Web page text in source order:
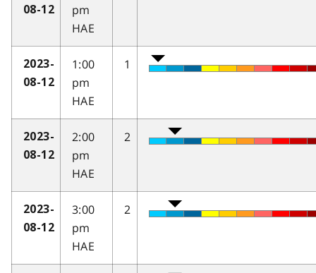
08-12
pm
HAE
2023-
08-12
1:00
pm
HAE
1
2023-
08-12
2:00
pm
HAE
2
2023-
08-12
3:00
pm
HAE
2